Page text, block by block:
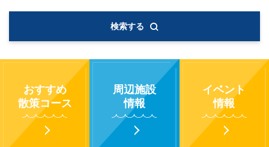
検索する
おすすめ
散策コース
周辺施設
情報
イベント
情報